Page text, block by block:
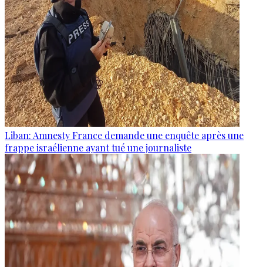
Liban: Amnesty France demande une enquête après une
frappe israélienne ayant tué une journaliste